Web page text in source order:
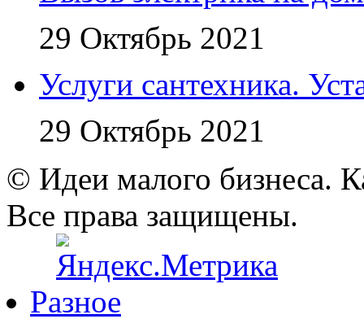
29 Октябрь 2021
Услуги сантехника.
29 Октябрь 2021
© Идеи малого бизнеса.
Все права защищены.
Разное